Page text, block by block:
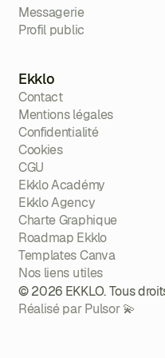
Messagerie
Profil public
Ekklo
Contact
Mentions légales
Confidentialité
Cookies
CGU
Ekklo Académy
Ekklo Agency
Charte Graphique
Roadmap Ekklo
Templates Canva
Nos liens utiles
© 2026 EKKLO. Tous
Réalisé par Pulsor 💫